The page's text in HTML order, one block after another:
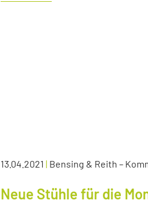
13.04.2021 | Bensing & Reith –
Neue Stühle für die